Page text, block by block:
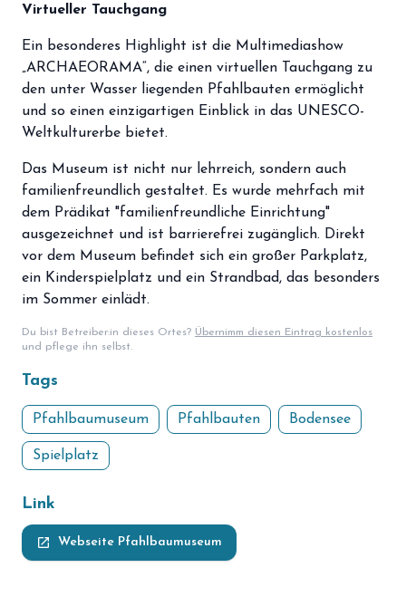
Virtueller Tauchgang
Ein besonderes Highlight ist die Multimediashow
„ARCHAEORAMA“, die einen virtuellen Tauchgang zu
den unter Wasser liegenden Pfahlbauten ermöglicht
und so einen einzigartigen Einblick in das UNESCO-
Weltkulturerbe bietet.
Das Museum ist nicht nur lehrreich, sondern auch
familienfreundlich gestaltet. Es wurde mehrfach mit
dem Prädikat "familienfreundliche Einrichtung"
ausgezeichnet und ist barrierefrei zugänglich. Direkt
vor dem Museum befindet sich ein großer Parkplatz,
ein Kinderspielplatz und ein Strandbad, das besonders
im Sommer einlädt. ​
Du bist Betreiber:in dieses Ortes? Übernimm diesen Eintrag kostenlos
und pflege ihn selbst.
Tags
Pfahlbaumuseum Pfahlbauten Bodensee
Spielplatz
Link
launch Webseite Pfahlbaumuseum